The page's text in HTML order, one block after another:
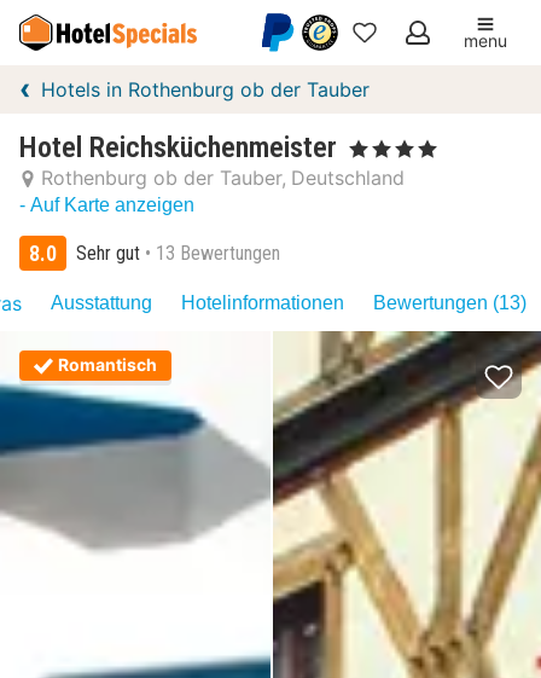
Meine
Favoriten
menu
Hotels in Rothenburg ob der Tauber
Hotel Reichsküchenmeister , 4 Sterne
Rothenburg ob der Tauber Deutschland
- Auf Karte anzeigen
8.0 Sehr gut 13 Bewertungen
Ausstattung Hotelinformationen Bewertungen (13)
Romantisch